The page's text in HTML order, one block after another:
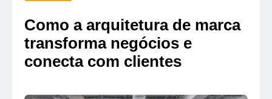
Como a arquitetura de marca
transforma negócios e
conecta com clientes